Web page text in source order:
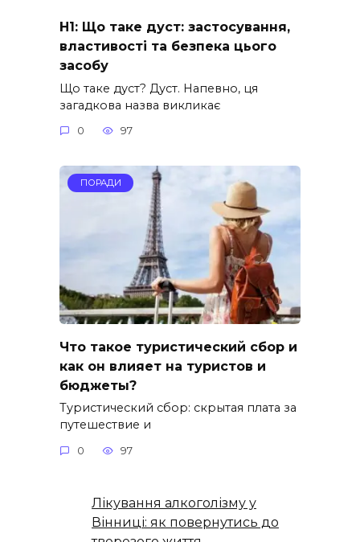
H1: Що таке дуст: застосування,
властивості та безпека цього
засобу
Що таке дуст? Дуст. Напевно, ця
загадкова назва викликає
0 97
ПОРАДИ
Что такое туристический сбор и
как он влияет на туристов и
бюджеты?
Туристический сбор: скрытая плата за
путешествие и
0 97
Лікування алкоголізму у
Вінниці: як повернутись до